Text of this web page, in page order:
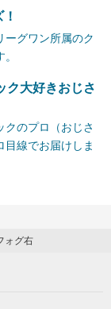
ーグワン所属のク
ク大好きおじさ
クのプロ（おじさ
目線でお届けしま
ォグ右